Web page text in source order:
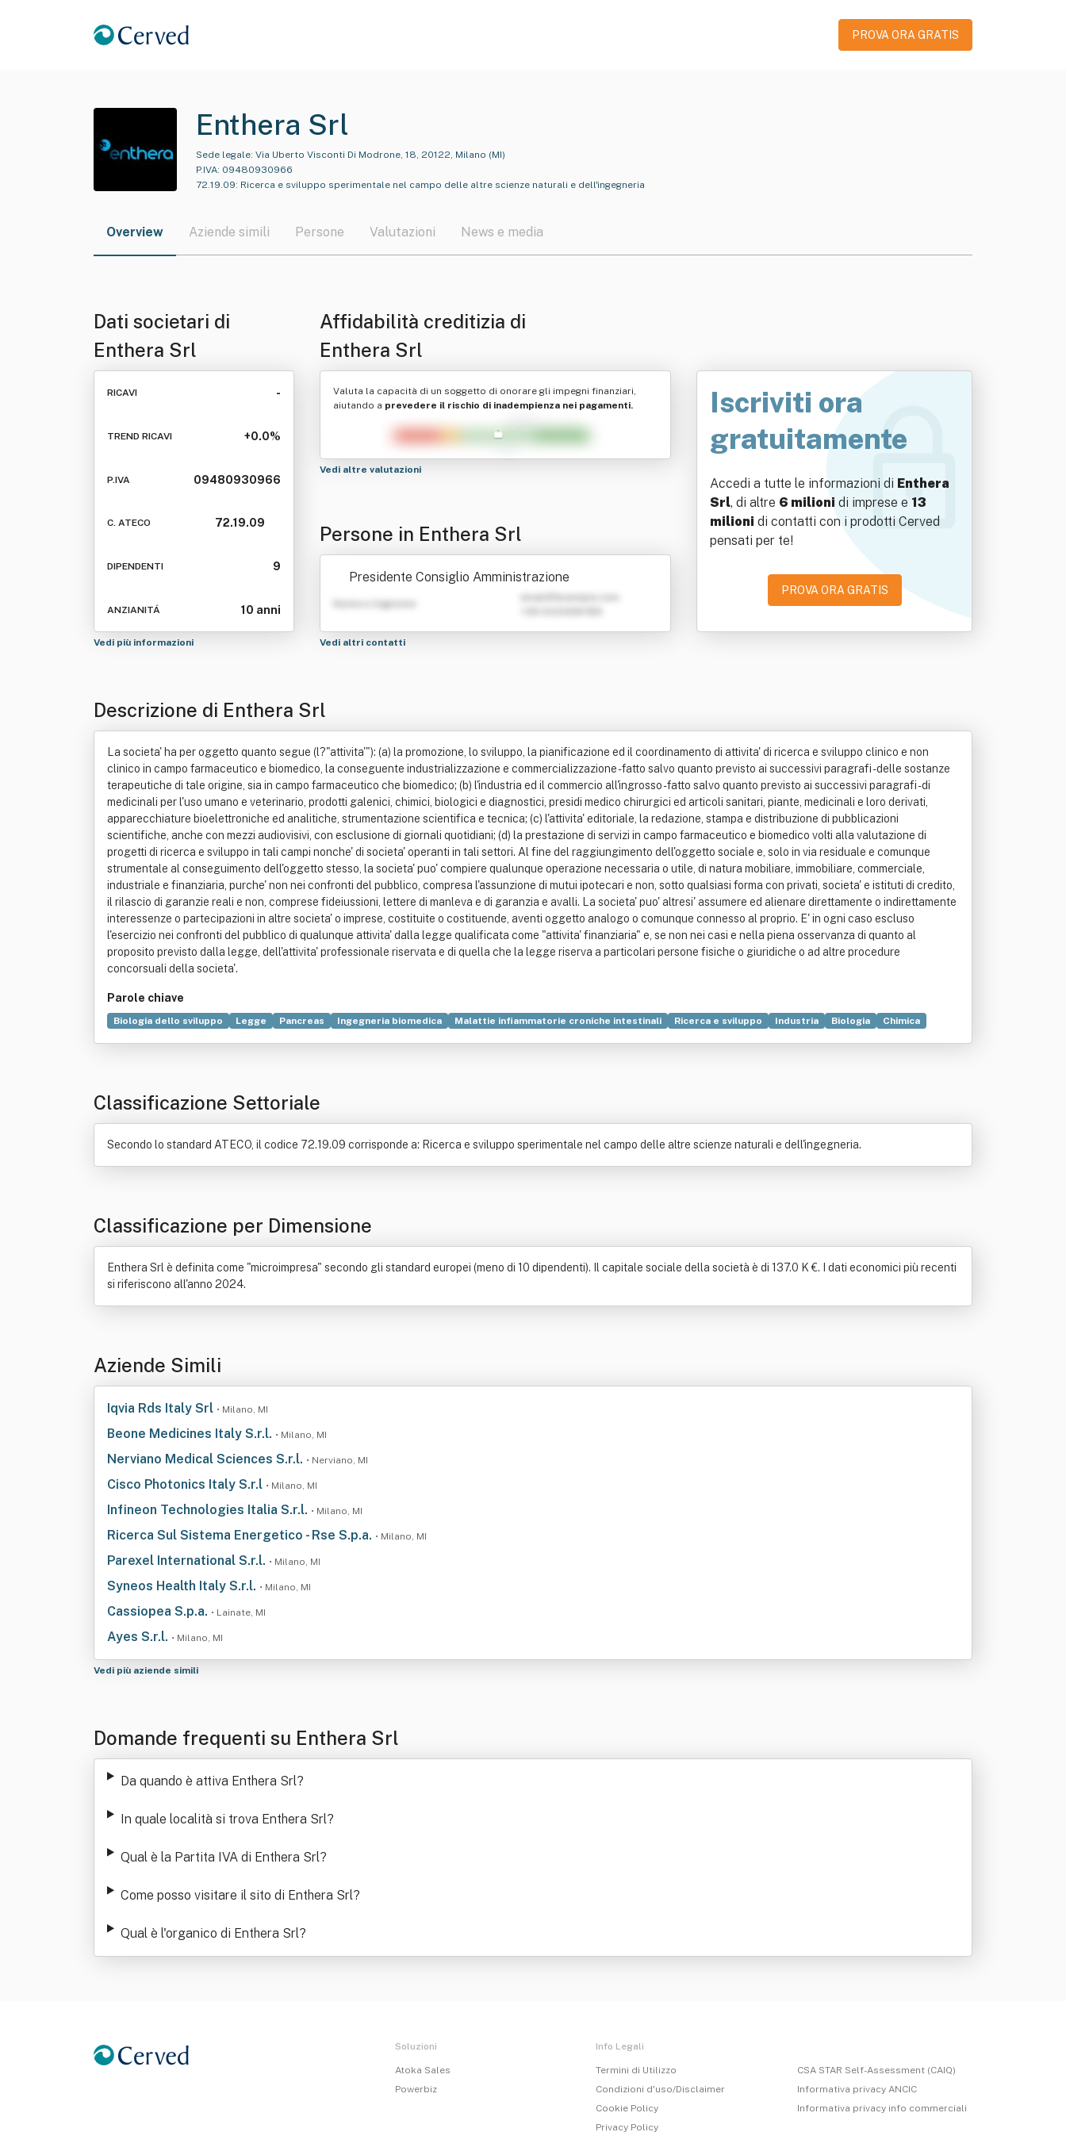
PROVA ORA GRATIS
Enthera Srl
Sede legale: Via Uberto Visconti Di Modrone, 18, 20122, Milano (MI)
P.IVA: 09480930966
72.19.09: Ricerca e sviluppo sperimentale nel campo delle altre scienze naturali e dell'ingegneria
Overview Aziende simili Persone Valutazioni News e media
Dati societari di
Enthera Srl
RICAVI -
TREND RICAVI +0.0%
P.IVA 09480930966
C. ATECO 72.19.09
DIPENDENTI 9
ANZIANITÁ 10 anni
Vedi più informazioni
Affidabilità creditizia di
Enthera Srl
Valuta la capacità di un soggetto di onorare gli impegni finanziari,
aiutando a prevedere il rischio di inadempienza nei pagamenti.
Vedi altre valutazioni
Persone in Enthera Srl
Presidente Consiglio Amministrazione
Nome e Cognome
Vedi altri contatti
Iscriviti ora
gratuitamente
Accedi a tutte le informazioni di Enthera
Srl, di altre 6 milioni di imprese e 13
milioni di contatti con i prodotti Cerved
pensati per te!
PROVA ORA GRATIS
Descrizione di Enthera Srl
La societa' ha per oggetto quanto segue (l?"attivita'"): (a) la promozione, lo sviluppo, la pianificazione ed il coordinamento di attivita' di ricerca e sviluppo clinico e non
clinico in campo farmaceutico e biomedico, la conseguente industrializzazione e commercializzazione - fatto salvo quanto previsto ai successivi paragrafi - delle sostanze
terapeutiche di tale origine, sia in campo farmaceutico che biomedico; (b) l'industria ed il commercio all'ingrosso - fatto salvo quanto previsto ai successivi paragrafi - di
medicinali per l'uso umano e veterinario, prodotti galenici, chimici, biologici e diagnostici, presidi medico chirurgici ed articoli sanitari, piante, medicinali e loro derivati,
apparecchiature bioelettroniche ed analitiche, strumentazione scientifica e tecnica; (c) l'attivita' editoriale, la redazione, stampa e distribuzione di pubblicazioni
scientifiche, anche con mezzi audiovisivi, con esclusione di giornali quotidiani; (d) la prestazione di servizi in campo farmaceutico e biomedico volti alla valutazione di
progetti di ricerca e sviluppo in tali campi nonche' di societa' operanti in tali settori. Al fine del raggiungimento dell'oggetto sociale e, solo in via residuale e comunque
strumentale al conseguimento dell'oggetto stesso, la societa' puo' compiere qualunque operazione necessaria o utile, di natura mobiliare, immobiliare, commerciale,
industriale e finanziaria, purche' non nei confronti del pubblico, compresa l'assunzione di mutui ipotecari e non, sotto qualsiasi forma con privati, societa' e istituti di credito,
il rilascio di garanzie reali e non, comprese fideiussioni, lettere di manleva e di garanzia e avalli. La societa' puo' altresi' assumere ed alienare direttamente o indirettamente
interessenze o partecipazioni in altre societa' o imprese, costituite o costituende, aventi oggetto analogo o comunque connesso al proprio. E' in ogni caso escluso
l'esercizio nei confronti del pubblico di qualunque attivita' dalla legge qualificata come "attivita' finanziaria" e, se non nei casi e nella piena osservanza di quanto al
proposito previsto dalla legge, dell'attivita' professionale riservata e di quella che la legge riserva a particolari persone fisiche o giuridiche o ad altre procedure
concorsuali della societa'.
Parole chiave
Biologia dello sviluppo Legge Pancreas Ingegneria biomedica Malattie infiammatorie croniche intestinali Ricerca e sviluppo Industria Biologia
Chimica
Classificazione Settoriale
Secondo lo standard ATECO, il codice 72.19.09 corrisponde a: Ricerca e sviluppo sperimentale nel campo delle altre scienze naturali e dell'ingegneria.
Classificazione per Dimensione
Enthera Srl è definita come "microimpresa" secondo gli standard europei (meno di 10 dipendenti). Il capitale sociale della società è di 137.0 K €. I dati economici più recenti
si riferiscono all'anno 2024.
Aziende Simili
Iqvia Rds Italy Srl • Milano, MI
Beone Medicines Italy S.r.l. • Milano, MI
Nerviano Medical Sciences S.r.l. • Nerviano, MI
Cisco Photonics Italy S.r.l • Milano, MI
Infineon Technologies Italia S.r.l. • Milano, MI
Ricerca Sul Sistema Energetico - Rse S.p.a. • Milano, MI
Parexel International S.r.l. • Milano, MI
Syneos Health Italy S.r.l. • Milano, MI
Cassiopea S.p.a. • Lainate, MI
Ayes S.r.l. • Milano, MI
Vedi più aziende simili
Domande frequenti su Enthera Srl
Da quando è attiva Enthera Srl?
In quale località si trova Enthera Srl?
Qual è la Partita IVA di Enthera Srl?
Come posso visitare il sito di Enthera Srl?
Qual è l'organico di Enthera Srl?
Soluzioni
Atoka Sales
Powerbiz
Info Legali
Termini di Utilizzo
Condizioni d'uso/Disclaimer
Cookie Policy
Privacy Policy
CSA STAR Self-Assessment (CAIQ)
Informativa privacy ANCIC
Informativa privacy info commerciali